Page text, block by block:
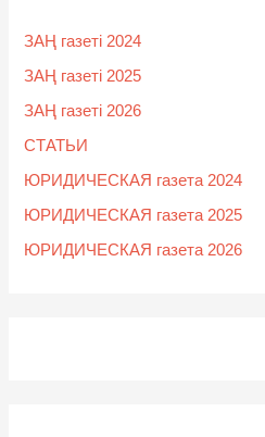
ЗАҢ газеті 2024
ЗАҢ газеті 2025
ЗАҢ газеті 2026
СТАТЬИ
ЮРИДИЧЕСКАЯ газета 2024
ЮРИДИЧЕСКАЯ газета 2025
ЮРИДИЧЕСКАЯ газета 2026